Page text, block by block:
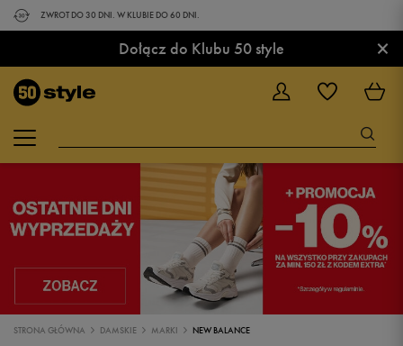
ZWROT DO 30 DNI. W KLUBIE DO 60 DNI.
Dołącz do Klubu 50 style ×
STRONA GŁÓWNA DAMSKIE MARKI NEW BALANCE